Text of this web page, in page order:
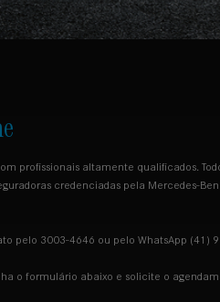
profissionais altamente qualificados.
credenciadas pela Mercedes-
pelo 3003-4646 ou pelo WhatsApp (41)
o formulário abaixo e solicite o